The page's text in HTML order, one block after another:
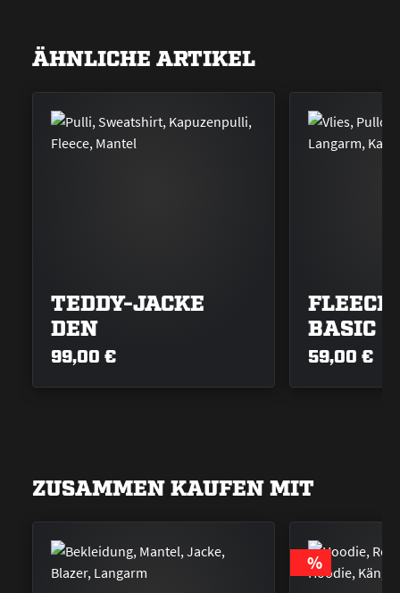
ÄHNLICHE ARTIKEL
TEDDY-JACKE
DEN
99,00 €
BASIC
59,00 €
ZUSAMMEN KAUFEN MIT
RABATT
%